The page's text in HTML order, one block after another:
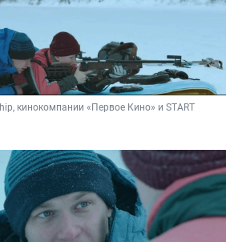
кинокомпании «Первое Кино» и START